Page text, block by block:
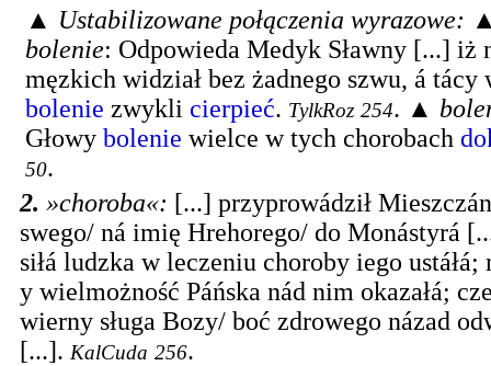
▲ Ustabilizowane połączenia wyrazowe:
bolenie: Odpowieda Medyk Sławny [...] iż
męzkich widział bez żadnego szwu, á tácy
bolenie zwykli cierpieć. TylkRoz 254. ▲
Głowy bolenie wielce w tych chorobach
50.
2. »choroba«: [...] przyprowádził
swego/ ná imię Hrehorego/ do Monástyrá
siłá ludzka w leczeniu choroby iego ustáłá;
y wielmożność Páńska nád nim okazałá;
wierny sługa Bozy/ boć zdrowego názad
[...]. KalCuda 256.